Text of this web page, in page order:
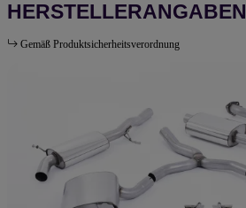
HERSTELLERANGABEN
Gemäß Produktsicherheitsverordnung